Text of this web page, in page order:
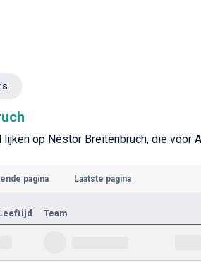
op Néstor Breitenbruch, die voor
pagina Laatste pagina
Leeftijd Team